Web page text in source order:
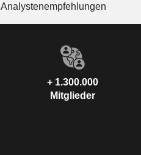
Analystenempfehlungen
+ 1.300.000
Mitglieder